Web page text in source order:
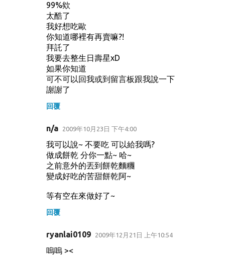
99%欸
太酷了
我好想吃歐
你知道哪裡有再賣嘛?!
拜託了
我要去整生日壽星xD
如果你知道
可不可以回我或到留言板跟我說一下
謝謝了
回覆
n/a 2009年10月23日 下午4:00
我可以說~ 不要吃 可以給我嗎?
做成餅乾 分你一點~ 哈~
之前意外的丟到餅乾麵糰
變成好吃的苦甜餅乾阿~
等有空在來做好了~
回覆
ryanlai0109 2009年12月21日 上午10:54
嗚嗚 ><